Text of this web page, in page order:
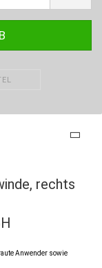
rechts
Anwender sowie